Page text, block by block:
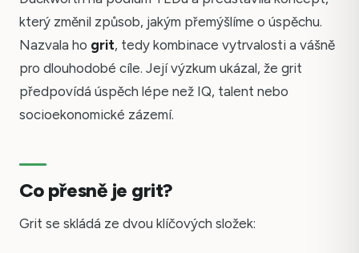
který změnil způsob, jakým přemýšlíme o úspěchu.
Nazvala ho grit, tedy kombinace vytrvalosti a vášně
pro dlouhodobé cíle. Její výzkum ukázal, že grit
předpovídá úspěch lépe než IQ, talent nebo
socioekonomické zázemí.
Co přesně je grit?
Grit se skládá ze dvou klíčových složek: